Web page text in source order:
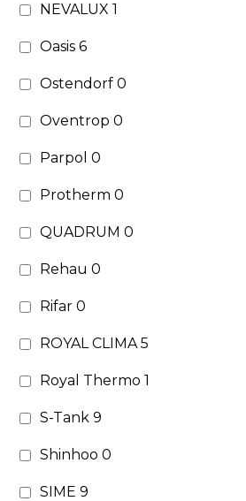
NEVALUX1
Oasis6
Ostendorf0
Oventrop0
Parpol0
Protherm0
QUADRUM0
Rehau0
Rifar0
ROYAL CLIMA5
Royal Thermo1
S-Tank9
Shinhoo0
SIME9